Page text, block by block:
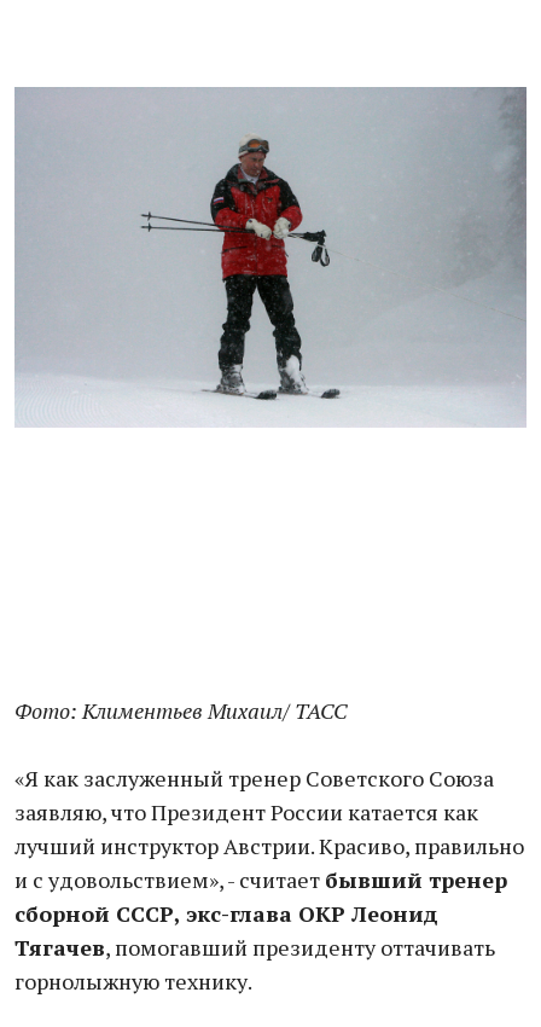
Фото: Климентьев Михаил/ ТАСС
«Я как заслуженный тренер Советского Союза
заявляю, что Президент России катается как
лучший инструктор Австрии. Красиво, правильно
и с удовольствием», - считает бывший тренер
сборной СССР, экс-глава ОКР Леонид
Тягачев, помогавший президенту оттачивать
горнолыжную технику.